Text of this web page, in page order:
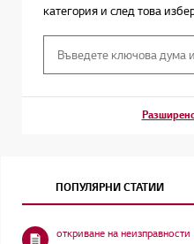
категория и след това
ПОПУЛЯРНИ СТАТИИ
откриване на неизправности